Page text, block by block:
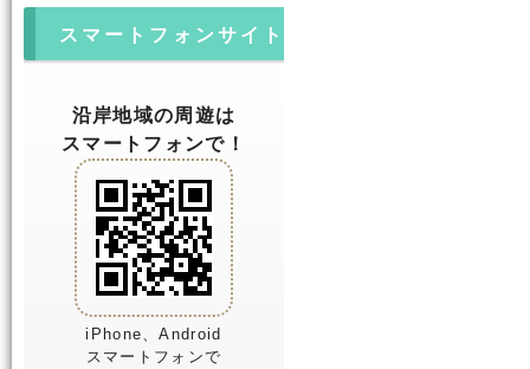
スマートフォンサイト
沿岸地域の周遊は
スマートフォンで！
iPhone、Android
スマートフォンで